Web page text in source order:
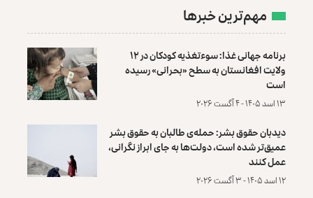
مهم‌ترین خبرها
برنامه جهانی غذا: سوءتغذیه کودکان در ۱۲
ولایت افغانستان به سطح «بحرانی» رسیده
است
۱۳ اسد ۱۴۰۵ - ۴ آگست ۲۰۲۶
دیدبان حقوق بشر: حمله‌ی طالبان به حقوق بشر
عمیق‌تر شده است، دولت‌ها به جای ابراز نگرانی،
عمل کنند
۱۲ اسد ۱۴۰۵ - ۳ آگست ۲۰۲۶